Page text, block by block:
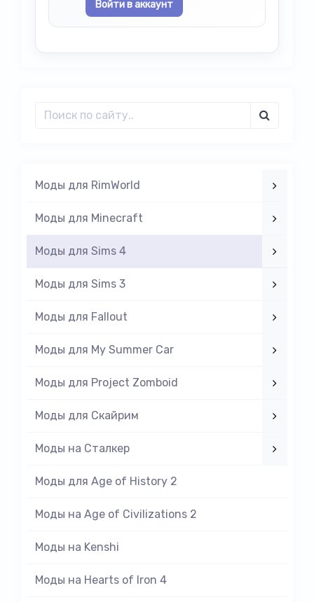
Войти в аккаунт
Моды для RimWorld
Моды для Minecraft
Моды для Sims 4
Моды для Sims 3
Моды для Fallout
Моды для My Summer Car
Моды для Project Zomboid
Моды для Скайрим
Моды на Cталкер
Моды для Age of History 2
Моды на Age of Civilizations 2
Моды на Kenshi
Моды на Hearts of Iron 4